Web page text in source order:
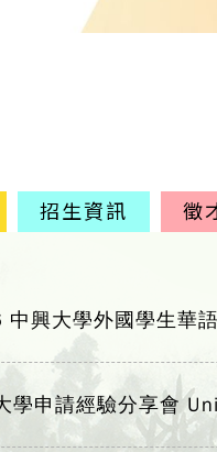
招生資訊 徵
中興大學外國學生華
學申請經驗分享會